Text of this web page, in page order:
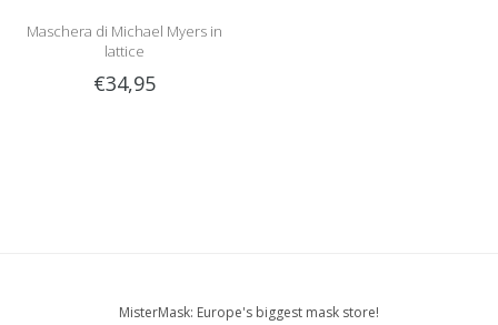
Maschera di Michael Myers in
lattice
€34,95
MisterMask: Europe's biggest mask store!